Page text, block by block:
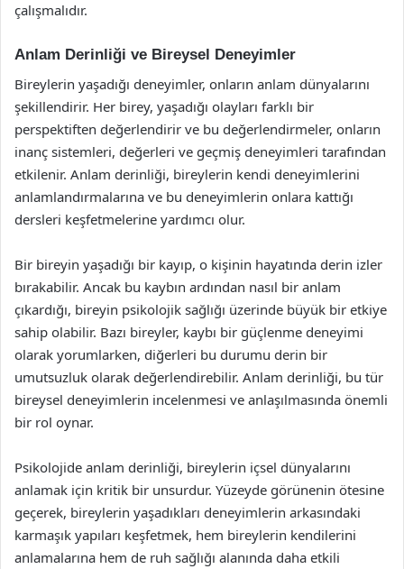
çalışmalıdır.
Anlam Derinliği ve Bireysel Deneyimler
Bireylerin yaşadığı deneyimler, onların anlam dünyalarını
şekillendirir. Her birey, yaşadığı olayları farklı bir
perspektiften değerlendirir ve bu değerlendirmeler, onların
inanç sistemleri, değerleri ve geçmiş deneyimleri tarafından
etkilenir. Anlam derinliği, bireylerin kendi deneyimlerini
anlamlandırmalarına ve bu deneyimlerin onlara kattığı
dersleri keşfetmelerine yardımcı olur.
Bir bireyin yaşadığı bir kayıp, o kişinin hayatında derin izler
bırakabilir. Ancak bu kaybın ardından nasıl bir anlam
çıkardığı, bireyin psikolojik sağlığı üzerinde büyük bir etkiye
sahip olabilir. Bazı bireyler, kaybı bir güçlenme deneyimi
olarak yorumlarken, diğerleri bu durumu derin bir
umutsuzluk olarak değerlendirebilir. Anlam derinliği, bu tür
bireysel deneyimlerin incelenmesi ve anlaşılmasında önemli
bir rol oynar.
Psikolojide anlam derinliği, bireylerin içsel dünyalarını
anlamak için kritik bir unsurdur. Yüzeyde görünenin ötesine
geçerek, bireylerin yaşadıkları deneyimlerin arkasındaki
karmaşık yapıları keşfetmek, hem bireylerin kendilerini
anlamalarına hem de ruh sağlığı alanında daha etkili